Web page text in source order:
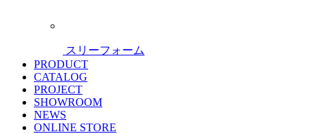
スリーフォーム
PRODUCT
CATALOG
PROJECT
SHOWROOM
NEWS
ONLINE STORE